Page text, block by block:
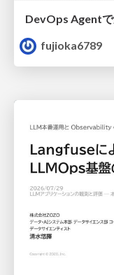
fujioka6789